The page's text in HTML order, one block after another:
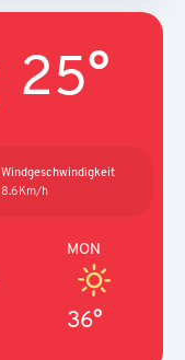
25°
Windgeschwindigkeit
8.6Km/h
MON
36°